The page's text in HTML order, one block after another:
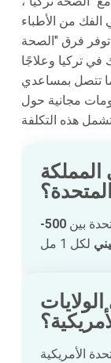
من الأطباء
فرق "الصحة
في تركيا وعلاجًا
تتصل بمساعدي
مجانية حول
المتحدة؟
بين
500-
الأمريكية